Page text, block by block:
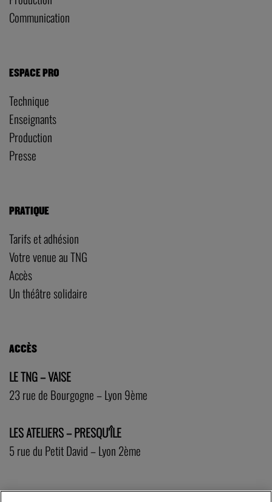
Communication
ESPACE PRO
Technique
Enseignants
Production
Presse
PRATIQUE
Tarifs et adhésion
Votre venue au TNG
Accès
Un théâtre solidaire
ACCÈS
LE TNG – VAISE
23 rue de Bourgogne – Lyon 9ème
LES ATELIERS – PRESQU’ÎLE
5 rue du Petit David – Lyon 2ème